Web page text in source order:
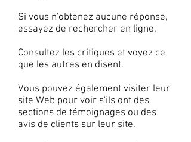
Si vous n'obtenez aucune réponse,
essayez de rechercher en ligne.
Consultez les critiques et voyez ce
que les autres en disent.
Vous pouvez également visiter leur
site Web pour voir s'ils ont des
sections de témoignages ou des
avis de clients sur leur site.